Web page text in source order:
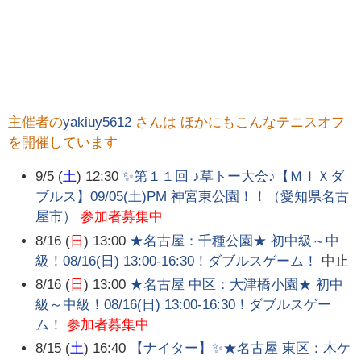
主催者のyakiuy5612 さんは ほかにもこんなテニスオフ
を開催しています
9/5 (土) 12:30 ✨第１１回 ♪草トー大会♪【ＭＩＸダ
ブルス】09/05(土)PM 神宮東公園！！（愛知県名古
屋市）
参加者募集中
8/16 ( 日) 13:00 ★名古屋：千種公園★ 初中級～中
級！08/16(日) 13:00-16:30！ダブルスゲーム！
中止
8/16 ( 日) 13:00 ★名古屋 中区：大津橋小園★ 初中
級～中級！08/16(日) 13:00-16:30！ダブルスゲー
ム！
参加者募集中
8/15 (土) 16:40
【ナイター】✨★名古屋 東区：木ケ